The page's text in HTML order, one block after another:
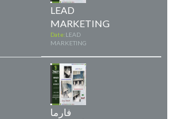
LEAD
MARKETING
Date:LEAD
MARKETING
فارما